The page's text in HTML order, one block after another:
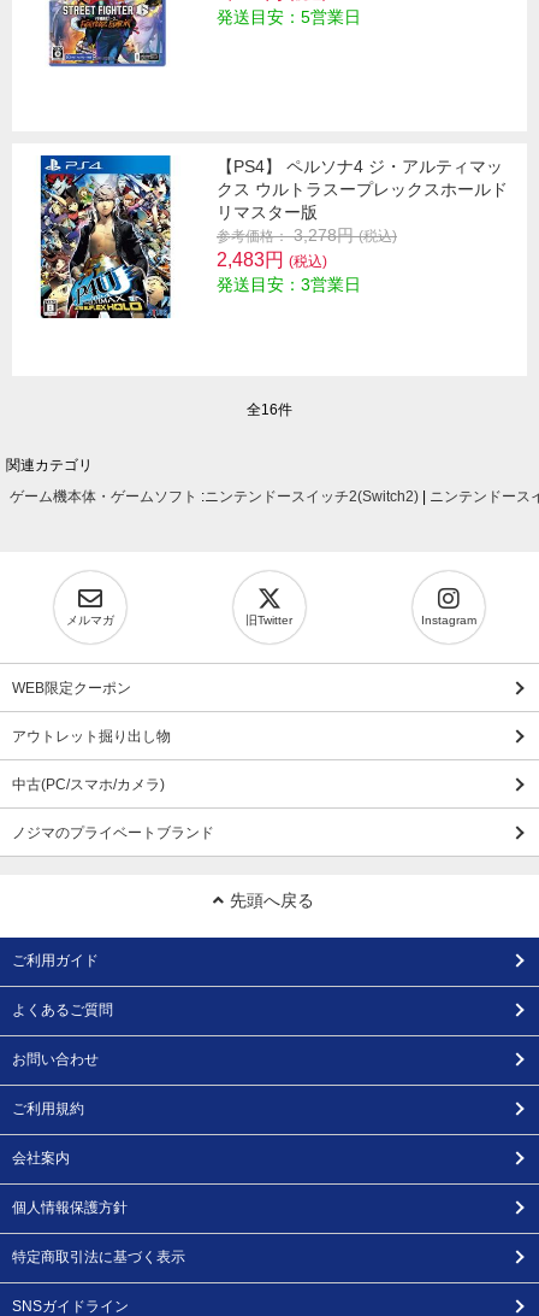
発送目安：5営業日
【PS4】 ペルソナ4 ジ・アルティマッ
クス ウルトラスープレックスホールド
リマスター版
参考価格： 3,278円(税込)
2,483円 (税込)
発送目安：3営業日
全16件
関連カテゴリ
ゲーム機本体・ゲームソフト :ニンテンドースイッチ2(Switch2) ニンテンドース
メルマガ 旧Twitter Instagram
WEB限定クーポン
アウトレット掘り出し物
中古(PC/スマホ/カメラ)
ノジマのプライベートブランド
先頭へ戻る
ご利用ガイド
よくあるご質問
お問い合わせ
ご利用規約
会社案内
個人情報保護方針
特定商取引法に基づく表示
SNSガイドライン